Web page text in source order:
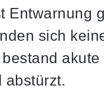
Entwarnung
sich
abstürzt.